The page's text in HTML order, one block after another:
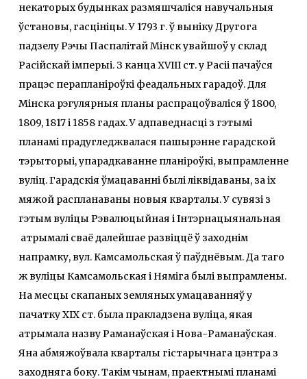
некаторых будынках размяшчаліся навучальныя
ўстановы, гасцініцы. У 1793 г. ў выніку Другога
падзелу Рэчы Паспалітай Мінск увайшоў у склад
Расійскай імперыі. З канца XVIII ст. у Расіі пачаўся
працэс перапланіроўкі феадальных гарадоў. Для
Мінска рэгулярныя планы распрацоўваліся ў 1800,
1809, 1817 і 1858 гадах. У адпаведнасці з гэтымі
планамі прадугледжвалася пашырэнне гарадской
тэрыторыі, упарадкаванне планіроўкі, выпрамленне
вуліц. Гарадскія ўмацаванні былі ліквідаваны, за іх
мяжой распланаваны новыя кварталы. У сувязі з
гэтым вуліцы Рэвалюцыйная і Інтэрнацыянальная
атрымалі сваё далейшае развіццё ў заходнім
напрамку, вул. Камсамольская ў паўднёвым. Да таго
ж вуліцы Камсамольская і Няміга былі выпрамлены.
На месцы скапаных земляных умацаванняў у
пачатку ХІХ ст. была пракладзена вуліца, якая
атрымала назву Раманаўская і Нова-Раманаўская.
Яна абмяжоўвала кварталы гістарычнага цэнтра з
заходняга боку. Такім чынам, праектнымі планамі